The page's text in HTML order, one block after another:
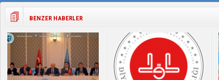
BENZER HABERLER